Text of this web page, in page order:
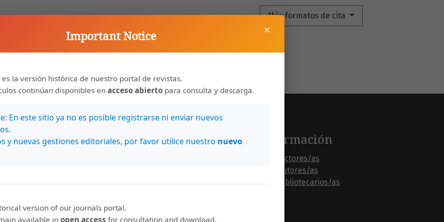
Más formatos de cita
en Estamos indexados en: Información
Para lectores/as
Para autores/as
Para bibliotecarios/as
×
Important Notice
es la versión histórica de nuestro portal de revistas.
continúan disponibles en acceso abierto para consulta y descarga.
En este sitio ya no es posible registrarse ni enviar nuevos
y nuevas gestiones editoriales, por favor utilice nuestro nuevo
version of our journals portal.
available inopen access for consultation and download.